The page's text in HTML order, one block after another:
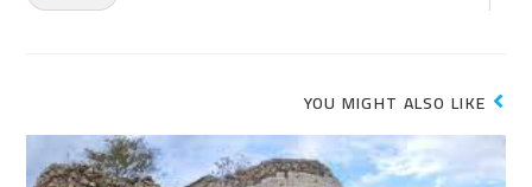
YOU MIGHT ALSO LIKE